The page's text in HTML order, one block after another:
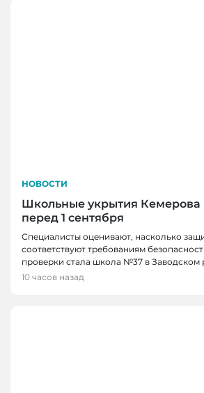
НОВОСТИ
Школьные укрытия Кемерова
перед 1 сентября
Специалисты оценивают, насколько
соответствуют требованиям
проверки стала школа №37 в Заводском
10 часов назад